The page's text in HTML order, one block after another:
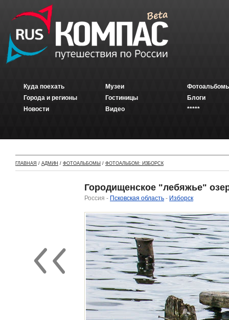
Куда поехать
Города и регионы
Новости
Музеи
Гостиницы
Видео
Блоги
*****
ГЛАВНАЯ / АДМИН / ФОТОАЛЬБОМЫ / ФОТОАЛЬБОМ: ИЗБОРСК
Городищенское "лебяжье"
Россия - Псковская область - Изборск